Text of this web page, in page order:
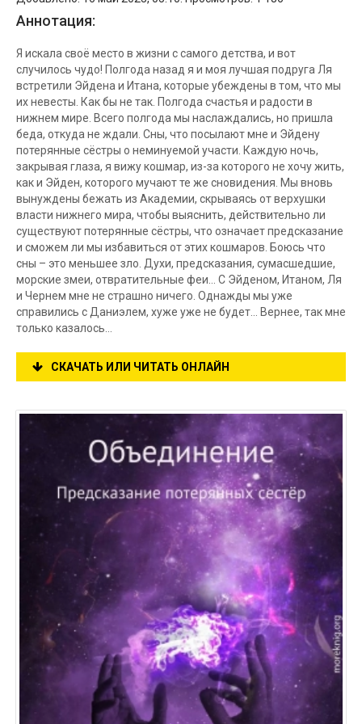
Аннотация:
Я искала своё место в жизни с самого детства, и вот
случилось чудо! Полгода назад я и моя лучшая подруга Ля
встретили Эйдена и Итана, которые убеждены в том, что мы
их невесты. Как бы не так. Полгода счастья и радости в
нижнем мире. Всего полгода мы наслаждались, но пришла
беда, откуда не ждали. Сны, что посылают мне и Эйдену
потерянные сёстры о неминуемой участи. Каждую ночь,
закрывая глаза, я вижу кошмар, из-за которого не хочу жить,
как и Эйден, которого мучают те же сновидения. Мы вновь
вынуждены бежать из Академии, скрываясь от верхушки
власти нижнего мира, чтобы выяснить, действительно ли
существуют потерянные сёстры, что означает предсказание
и сможем ли мы избавиться от этих кошмаров. Боюсь что
сны – это меньшее зло. Духи, предсказания, сумасшедшие,
морские змеи, отвратительные феи… С Эйденом, Итаном, Ля
и Чернем мне не страшно ничего. Однажды мы уже
справились с Даниэлем, хуже уже не будет… Вернее, так мне
только казалось…
СКАЧАТЬ ИЛИ ЧИТАТЬ ОНЛАЙН